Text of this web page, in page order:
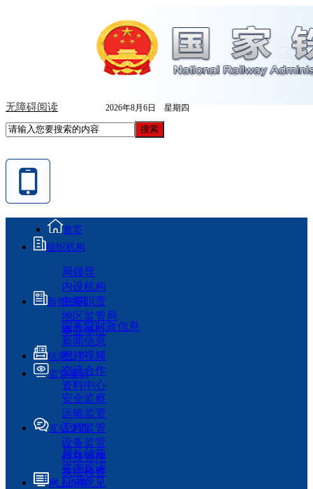
无障碍阅读 2026年8月6日 星期四
首页
组织机构
局领导
内设机构
主要职责
地区监管局
事业单位
新闻资讯
国务院时政信息
新闻信息
图片视频
交流合作
资料中心
信息公开
监管履职
安全监察
运输监管
工程监管
设备监管
科技管理
执法检查
互动交流
局长信箱
咨询投诉
征求意见
网上办事